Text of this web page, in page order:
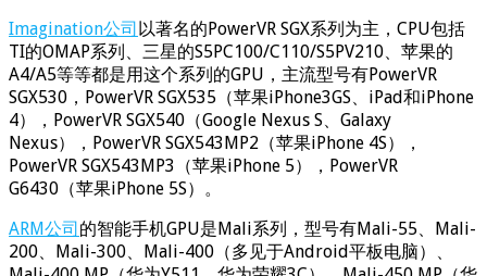
Imagination公司以著名的PowerVR SGX系列为主，CPU包括
TI的OMAP系列、三星的S5PC100/C110/S5PV210、苹果的
A4/A5等等都是用这个系列的GPU，主流型号有PowerVR
SGX530，PowerVR SGX535（苹果iPhone3GS、iPad和iPhone
4），PowerVR SGX540（Google Nexus S、Galaxy
Nexus），PowerVR SGX543MP2（苹果iPhone 4S），
PowerVR SGX543MP3（苹果iPhone 5），PowerVR
G6430（苹果iPhone 5S）。
ARM公司的智能手机GPU是Mali系列，型号有Mali-55、Mali-
200、Mali-300、Mali-400（多见于Android平板电脑）、